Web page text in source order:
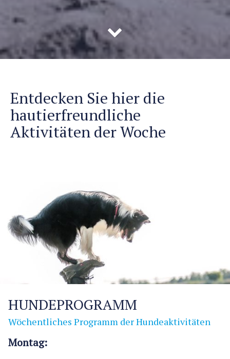
Entdecken Sie hier die
hautierfreundliche
Aktivitäten der Woche
HUNDEPROGRAMM
Wöchentliches Programm der Hundeaktivitäten
Montag: